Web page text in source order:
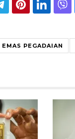
EMAS PEGADAIAN